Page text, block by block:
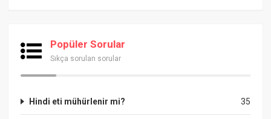
Popüler Sorular
Sıkça sorulan sorular
35
Hindi eti mühürlenir mi?